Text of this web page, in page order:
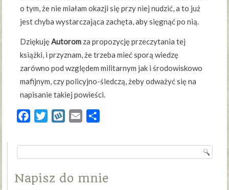
o tym, że nie miałam okazji się przy niej nudzić, a to już
jest chyba wystarczająca zachęta, aby sięgnąć po nią.
Dziękuję Autorom za propozycję przeczytania tej
książki, i przyznam, że trzeba mieć sporą wiedzę
zarówno pod względem militarnym jak i środowiskowo
mafijnym, czy policyjno-śledczą, żeby odważyć się na
napisanie takiej powieści.
FacebookTwitterWykopEmail
Napisz do mnie